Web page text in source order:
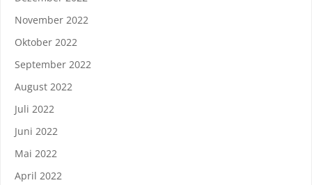
November 2022
Oktober 2022
September 2022
August 2022
Juli 2022
Juni 2022
Mai 2022
April 2022